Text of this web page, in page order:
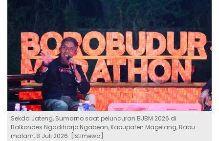
Sekda Jateng, Sumarno saat peluncuran BJBM 2026 di
Balkondes Ngadiharjo Ngabean, Kabupaten Magelang, Rabu
malam, 8 Juli 2026. [Istimewa]